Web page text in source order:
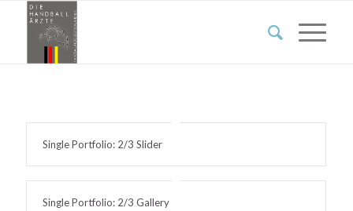
Single Portfolio: 2/3 Slider
Single Portfolio: 2/3 Gallery